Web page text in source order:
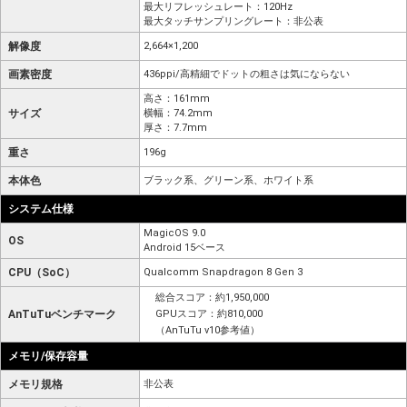
最大リフレッシュレート：120Hz
最大タッチサンプリングレート：非公表
解像度 2,664×1,200
画素密度 436ppi/高精細でドットの粗さは気にならない
サイズ
高さ：161mm
横幅：74.2mm
厚さ：7.7mm
重さ 196g
本体色 ブラック系、グリーン系、ホワイト系
システム仕様
OS
MagicOS 9.0
Android 15ベース
CPU（SoC） Qualcomm Snapdragon 8 Gen 3
AnTuTuベンチマーク
総合スコア：約1,950,000
GPUスコア：約810,000
（AnTuTu v10参考値）
メモリ/保存容量
メモリ規格 非公表